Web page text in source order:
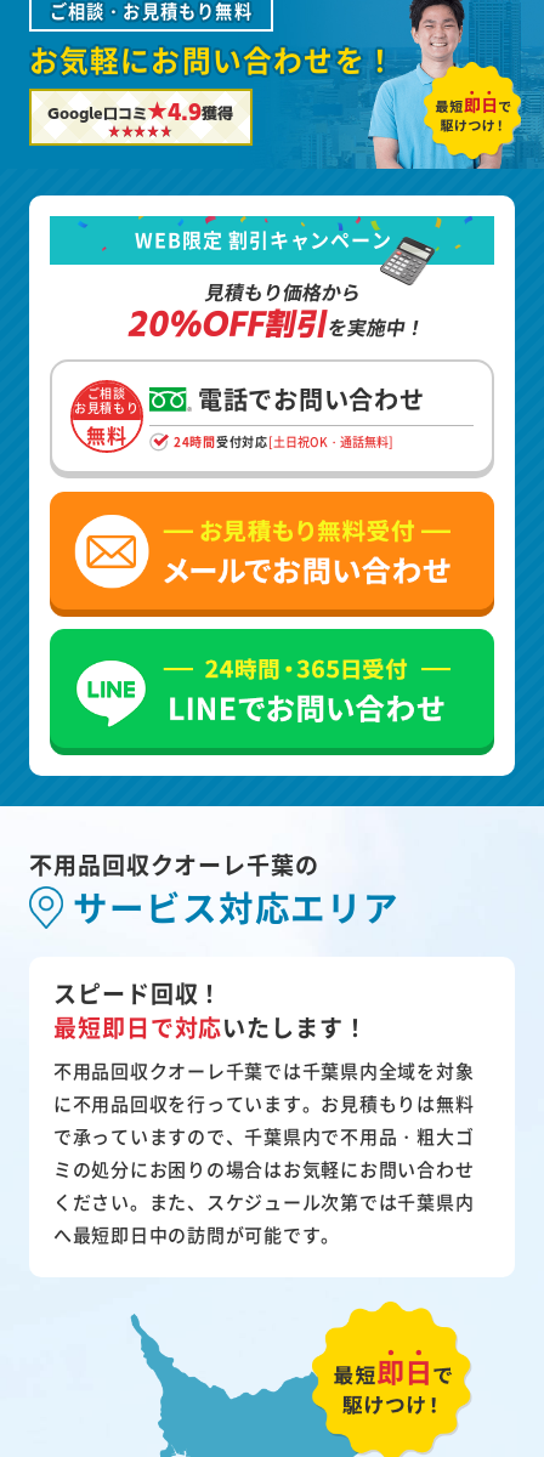
ご相談・お見積もり無料
お気軽にお問い合わせを！
Google口コミ★4.9獲得
WEB限定 割引キャンペーン
見積もり価格から
20%OFF割引を実施中！
ご相談
お見積もり
無料
電話でお問い合わせ
24時間受付対応[土日祝OK・通話無料]
不用品回収クオーレ千葉の
サービス対応エリア
スピード回収！
最短即日で対応いたします！
不用品回収クオーレ千葉では千葉県内全域を対象
に不用品回収を行っています。お見積もりは無料
で承っていますので、千葉県内で不用品・粗大ゴ
ミの処分にお困りの場合はお気軽にお問い合わせ
ください。また、スケジュール次第では千葉県内
へ最短即日中の訪問が可能です。